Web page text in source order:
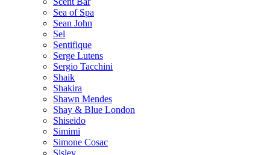
Sea of Spa
Sean John
Sel
Sentifique
Serge Lutens
Sergio Tacchini
Shaik
Shakira
Shawn Mendes
Shay & Blue London
Shiseido
Simimi
Simone Cosac
Sisley